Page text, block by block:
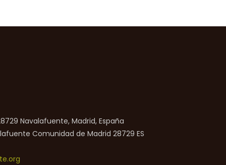
Navalafuente, Madrid, España
Comunidad de Madrid 28729 ES